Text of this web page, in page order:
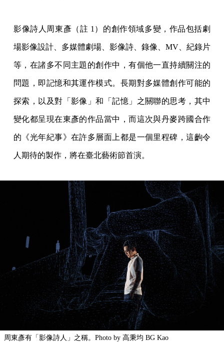
影像詩人周東彥（註 1）的創作領域多變，作品包括劇
場影像設計、多媒體劇場、影像詩、錄像、MV、紀錄片
等，在諸多不同主題的創作中，有個他一直持續關注的
問題，即記憶和其運作模式。長期對多媒體創作可能的
探索，以及對「影像」和「記憶」之關聯的思考，其中
變化都呈現在東彥的作品當中，而這次與丹麥跨國合作
的《光年紀事》在許多層面上都是一個里程碑，這齣令
人期待的製作，將在臺北藝術節首演。
周東彥有「影像詩人」之稱。Photo by 高秉均 BG Kao